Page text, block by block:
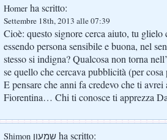
Homer ha scritto:
Settembre 18th, 2013 alle 07:39
Cioè: questo signore cerca aiuto, tu
essendo persona sensibile e buona, nel
stesso si indigna? Qualcosa non torna
se quello che cercava pubblicità (per
E pensare che anni fa credevo che ti
Fiorentina… Chi ti conosce ti apprezza
Shimon שמעון ha scritto: